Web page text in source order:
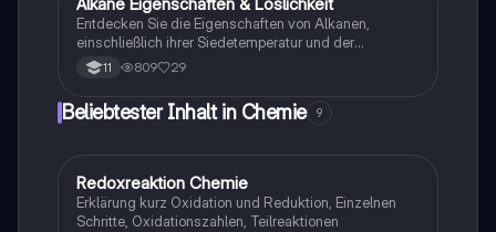
Chemie
Entdecken Sie die Eigenschaften von Alkanen,
einschließlich ihrer Siedetemperatur und der
Auswirkungen der Kettenlänge auf die Van-der-
Waals-Kräfte. Erfahren Sie, warum Alkanen wie
die Rolle der Polarität in der Löslichkeit. Diese
deren Verhalten in verschiedenen Lösungsmitteln.
11 809 29
Beliebtester Inhalt in Chemie 9
Chemie
Redoxreaktion Chemie
Erklärung kurz Oxidation und Reduktion, Einzelnen
Schritte, Oxidationszahlen, Teilreaktionen